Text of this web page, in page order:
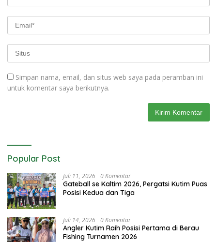
Simpan nama, email, dan situs web saya pada peramban ini
untuk komentar saya berikutnya.
Popular Post
Juli 11, 2026 0 Komentar
Gateball se Kaltim 2026, Pergatsi Kutim Puas
Posisi Kedua dan Tiga
Juli 14, 2026 0 Komentar
Angler Kutim Raih Posisi Pertama di Berau
Fishing Turnamen 2026